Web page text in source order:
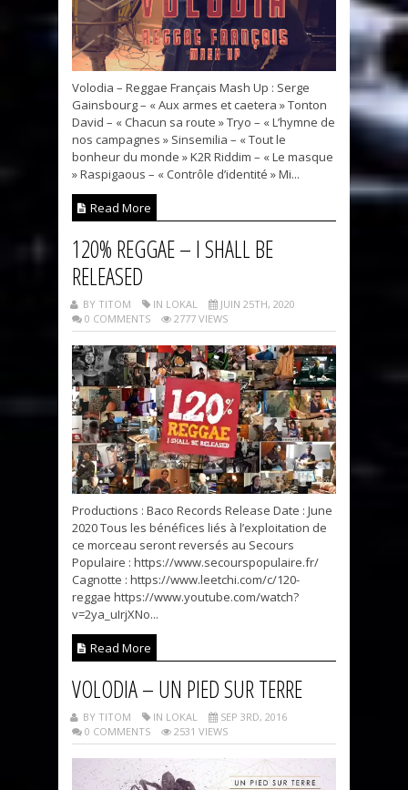
Volodia – Reggae Français Mash Up : Serge
Gainsbourg – « Aux armes et caetera » Tonton
David – « Chacun sa route » Tryo – « L’hymne de
nos campagnes » Sinsemilia – « Tout le
bonheur du monde » K2R Riddim – « Le masque
» Raspigaous – « Contrôle d’identité » Mi...
Read More
120% REGGAE – I SHALL BE
RELEASED
BY TITOM IN LOKAL
JUIN 25TH, 2020
0 COMMENTS
2777 VIEWS
Productions : Baco Records Release Date : June
2020 Tous les bénéfices liés à l’exploitation de
ce morceau seront reversés au Secours
Populaire : https://www.secourspopulaire.fr/
Cagnotte : https://www.leetchi.com/c/120-
reggae https://www.youtube.com/watch?
v=2ya_uIrjXNo...
Read More
VOLODIA – UN PIED SUR TERRE
BY TITOM IN LOKAL
SEP 3RD, 2016
0 COMMENTS
2531 VIEWS